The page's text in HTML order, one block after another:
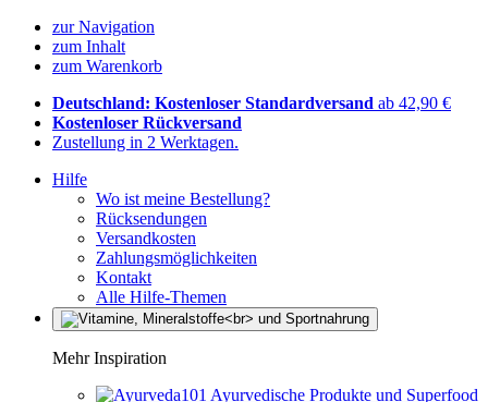
zur Navigation
zum Inhalt
zum Warenkorb
Deutschland: Kostenloser Standardversand ab 42,90 €
Kostenloser Rückversand
Zustellung in 2 Werktagen.
Hilfe
Wo ist meine Bestellung?
Rücksendungen
Versandkosten
Zahlungsmöglichkeiten
Kontakt
Alle Hilfe-Themen
Mehr Inspiration
Ayurvedische Produkte und Superfood